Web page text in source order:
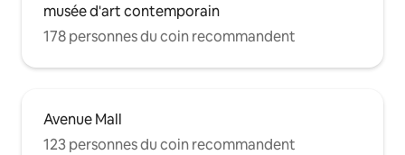
musée d'art contemporain
178 personnes du coin recommandent
Avenue Mall
123 personnes du coin recommandent